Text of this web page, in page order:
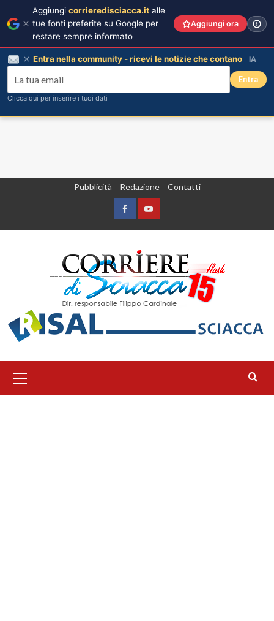
Pubblicità Redazione Contatti
FacebookYountube
principale
Aggiungi corrieredisciacca.it alle
tue fonti preferite su Google per
restare sempre informato
Aggiungi ora
Entra nella community - ricevi le notizie che contano IA
Entra
Clicca qui per inserire i tuoi dati